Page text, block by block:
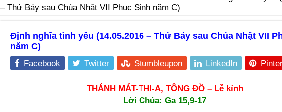
– Thứ Bảy sau Chúa Nhật VII Phục Sinh năm C)
Định nghĩa tình yêu (14.05.2016 – Thứ Bảy sau Chúa Nhật VII
năm C)
Facebook Twitter Stumbleupon LinkedIn
THÁNH MÁT-THI-A, TÔNG ĐỒ – Lễ kính
Lời Chúa: Ga 15,9-17